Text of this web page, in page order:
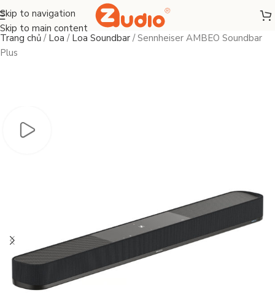
Skip to navigation
Skip to main content
Trang chủ / Loa / Loa Soundbar /Sennheiser AMBEO Soundbar
Plus